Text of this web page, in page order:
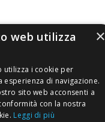
×
web utilizza
utilizza i cookie per
esperienza di navigazione.
sito web acconsenti a
con la nostra
Leggi di più